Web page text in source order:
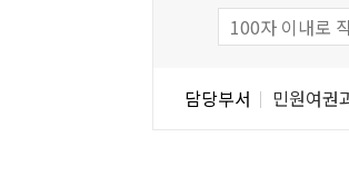
담당부서 민원여권